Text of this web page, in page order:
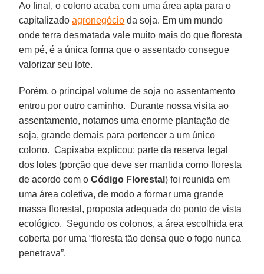
Ao final, o colono acaba com uma área apta para o
capitalizadoagronegócio da soja. Em um mundo
onde terra desmatada vale muito mais do que floresta
em pé, é a única forma que o assentado consegue
valorizar seu lote.
Porém, o principal volume de soja no assentamento
entrou por outro caminho. Durante nossa visita ao
assentamento, notamos uma enorme plantação de
soja, grande demais para pertencer a um único
colono. Capixaba explicou: parte da reserva legal
dos lotes (porção que deve ser mantida como floresta
de acordo com oCódigo Florestal) foi reunida em
uma área coletiva, de modo a formar uma grande
massa florestal, proposta adequada do ponto de vista
ecológico. Segundo os colonos, a área escolhida era
coberta por uma “floresta tão densa que o fogo nunca
penetrava”.